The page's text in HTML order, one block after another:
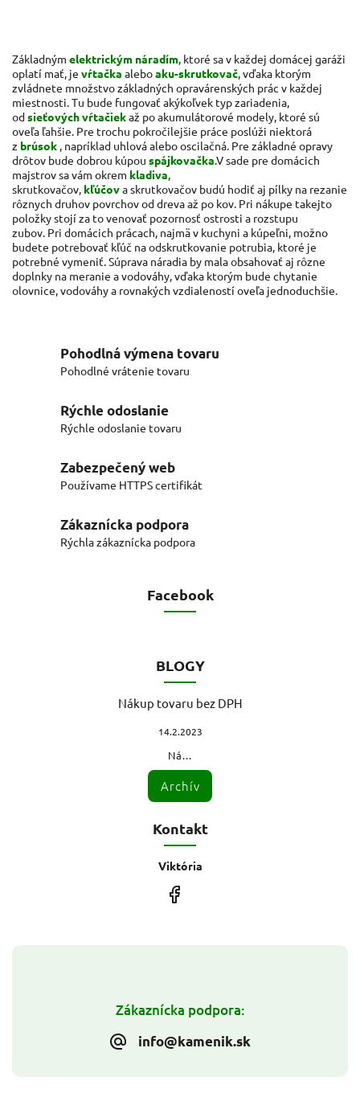
Základným elektrickým náradím, ktoré sa v každej domácej garáži
oplatí mať, je vŕtačka aleboaku-skrutkovač, vďaka ktorým
zvládnete množstvo základných opravárenských prác v každej
miestnosti. Tu bude fungovať akýkoľvek typ zariadenia,
odsieťových vŕtačiekaž po akumulátorové modely, ktoré sú
oveľa ľahšie. Pre trochu pokročilejšie práce poslúži niektorá
z brúsok , napríklad uhlová alebo oscilačná. Pre základné opravy
drôtov bude dobrou kúpou spájkovačka.V sade pre domácich
majstrov sa vám okrem kladiva,
skrutkovačov, kľúčova skrutkovačov budú hodiť aj pílky na rezanie
rôznych druhov povrchov od dreva až po kov. Pri nákupe takejto
položky stojí za to venovať pozornosť ostrosti a rozstupu
zubov. Pri domácich prácach, najmä v kuchyni a kúpeľni, možno
budete potrebovať kľúč na odskrutkovanie potrubia, ktoré je
potrebné vymeniť. Súprava náradia by mala obsahovať aj rôzne
doplnky na meranie a vodováhy, vďaka ktorým bude chytanie
olovnice, vodováhy a rovnakých vzdialeností oveľa jednoduchšie.
Pohodlná výmena tovaru
Pohodlné vrátenie tovaru
Rýchle odoslanie
Rýchle odoslanie tovaru
Zabezpečený web
Používame HTTPS certifikát
Zákaznícka podpora
Rýchla zákaznícka podpora
Zákaznícka podpora:
info@kamenik.sk
Facebook
BLOGY
Nákup tovaru bez DPH
14.2.2023
Ná...
Archív
Kontakt
Viktória